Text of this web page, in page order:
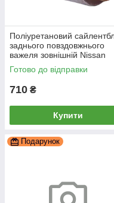
Поліуретановий
заднього повздовжнього
важеля зовнішній Nissan
Silvia 1995-2000
Готово до відправки
710 ₴
Купити
Подарунок